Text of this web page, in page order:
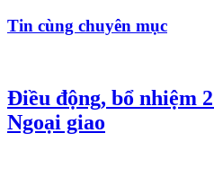
Tin cùng chuyên mục
Điều động, bổ nhiệm
Ngoại giao